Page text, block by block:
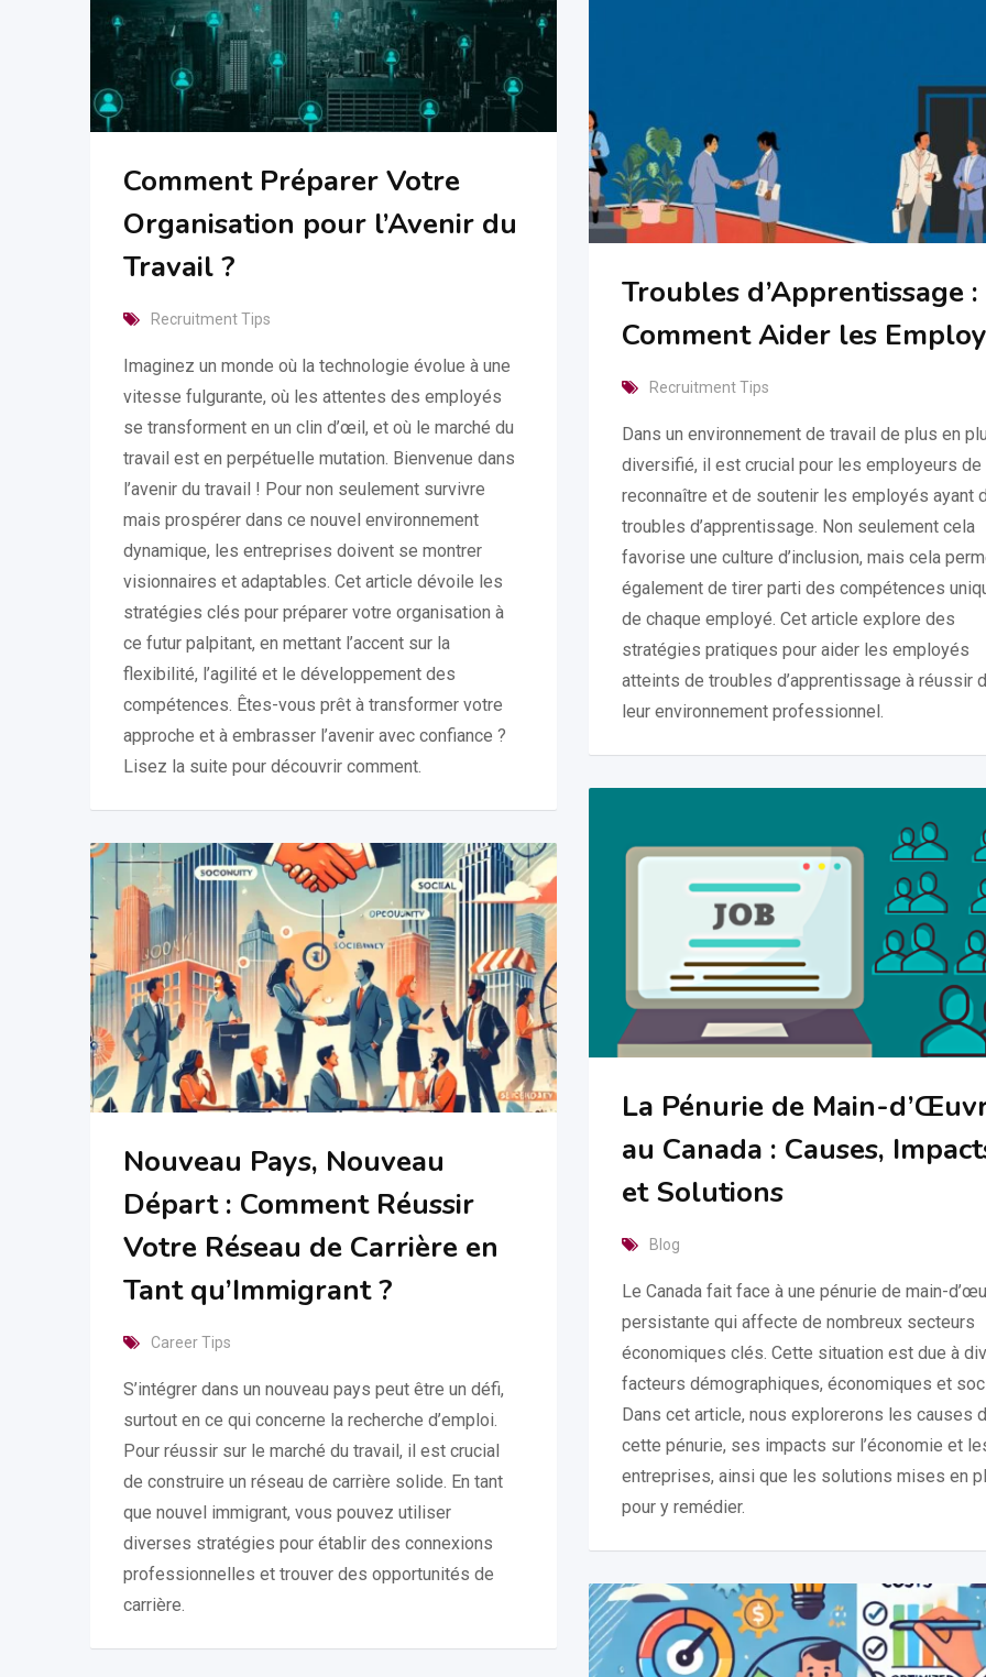
Comment Préparer Votre
Organisation pour l’Avenir du
Travail ?
Recruitment Tips
Imaginez un monde où la technologie évolue à une
vitesse fulgurante, où les attentes des employés
se transforment en un clin d’œil, et où le marché du
travail est en perpétuelle mutation. Bienvenue dans
l’avenir du travail ! Pour non seulement survivre
mais prospérer dans ce nouvel environnement
dynamique, les entreprises doivent se montrer
visionnaires et adaptables. Cet article dévoile les
stratégies clés pour préparer votre organisation à
ce futur palpitant, en mettant l’accent sur la
flexibilité, l’agilité et le développement des
compétences. Êtes-vous prêt à transformer votre
approche et à embrasser l’avenir avec confiance ?
Lisez la suite pour découvrir comment.
Troubles d’Apprentissage :
Comment Aider les
Recruitment Tips
Dans un environnement de travail de plus en
diversifié, il est crucial pour les employeurs de
reconnaître et de soutenir les employés ayant
troubles d’apprentissage. Non seulement cela
favorise une culture d’inclusion, mais cela
également de tirer parti des compétences
de chaque employé. Cet article explore des
stratégies pratiques pour aider les employés
atteints de troubles d’apprentissage à réussir
leur environnement professionnel.
La Pénurie de Main-
au Canada : Causes,
et Solutions
Blog
Le Canada fait face à une pénurie de main-
persistante qui affecte de nombreux secteurs
économiques clés. Cette situation est due à
facteurs démographiques, économiques et
Dans cet article, nous explorerons les causes
cette pénurie, ses impacts sur l’économie et
entreprises, ainsi que les solutions mises en
pour y remédier.
Nouveau Pays, Nouveau
Départ : Comment Réussir
Votre Réseau de Carrière en
Tant qu’Immigrant ?
Career Tips
S’intégrer dans un nouveau pays peut être un défi,
surtout en ce qui concerne la recherche d’emploi.
Pour réussir sur le marché du travail, il est crucial
de construire un réseau de carrière solide. En tant
que nouvel immigrant, vous pouvez utiliser
diverses stratégies pour établir des connexions
professionnelles et trouver des opportunités de
carrière.